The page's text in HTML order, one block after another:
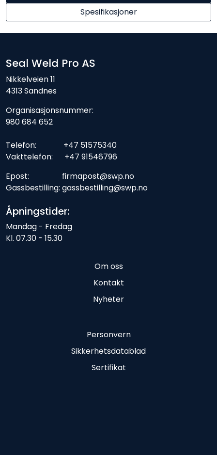
Spesifikasjoner
Seal Weld Pro AS
Nikkelveien 11
4313 Sandnes
Organisasjonsnummer:
980 684 652
Telefon: +47 51575340
Vakttelefon: +47 91546796
Epost: firmapost@swp.no
Gassbestilling: gassbestilling@swp.no
Åpningstider:
Mandag - Fredag
Kl. 07.30 - 15.30
Om oss
Kontakt
Nyheter
Personvern
Sikkerhetsdatablad
Sertifikat